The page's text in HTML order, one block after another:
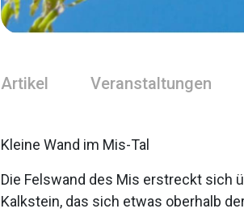
Artikel Veranstaltungen
Kleine Wand im Mis-Tal
Die Felswand des Mis erstreckt sich
Kalkstein, das sich etwas oberhalb